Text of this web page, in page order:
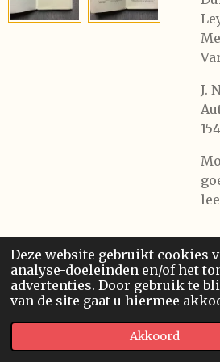
Deze website gebruikt cookies
analyse-doeleinden en/of het
advertenties. Door gebruik te
van de site gaat u hiermee
Akkoord
J.